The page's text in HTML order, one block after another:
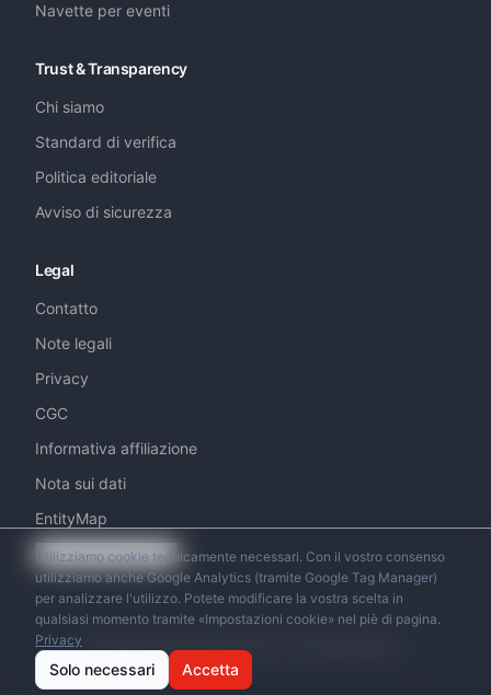
Navette per eventi
Trust & Transparency
Chi siamo
Standard di verifica
Politica editoriale
Avviso di sicurezza
Legal
Contatto
Note legali
Privacy
CGC
Informativa affiliazione
Nota sui dati
EntityMap
Impostazioni cookie
Utilizziamo cookie tecnicamente necessari. Con il vostro consenso
utilizziamo anche Google Analytics (tramite Google Tag Manager)
per analizzare l'utilizzo. Potete modificare la vostra scelta in
qualsiasi momento tramite «Impostazioni cookie» nel piè di pagina.
Privacy
Solo necessari Accetta